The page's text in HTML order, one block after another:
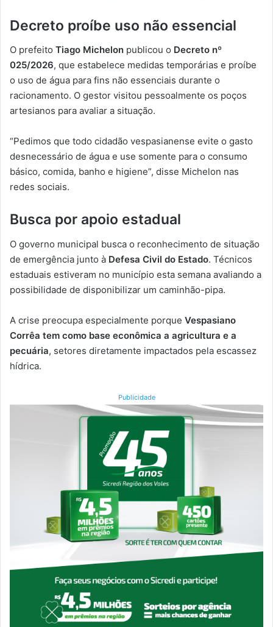
Decreto proíbe uso não essencial
O prefeito Tiago Michelon publicou o Decreto nº
025/2026, que estabelece medidas temporárias e proíbe
o uso de água para fins não essenciais durante o
racionamento. O gestor visitou pessoalmente os poços
artesianos para avaliar a situação.
“Pedimos que todo cidadão vespasianense evite o gasto
desnecessário de água e use somente para o consumo
básico, comida, banho e higiene”, disse Michelon nas
redes sociais.
Busca por apoio estadual
O governo municipal busca o reconhecimento de situação
de emergência junto à Defesa Civil do Estado. Técnicos
estaduais estiveram no município esta semana avaliando a
possibilidade de disponibilizar um caminhão-pipa.
A crise preocupa especialmente porque Vespasiano
Corrêa tem como base econômica a agricultura e a
pecuária, setores diretamente impactados pela escassez
hídrica.
Publicidade